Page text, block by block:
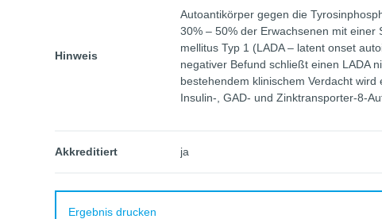
Hinweis
Autoantikörper gegen die
30% – 50% der Erwachsenen mit einer
mellitus Typ 1 (LADA – latent onset
negativer Befund schließt einen LADA
bestehendem klinischem Verdacht wird
Insulin-, GAD- und Zinktransporter-8-
Akkreditiert ja
Ergebnis drucken